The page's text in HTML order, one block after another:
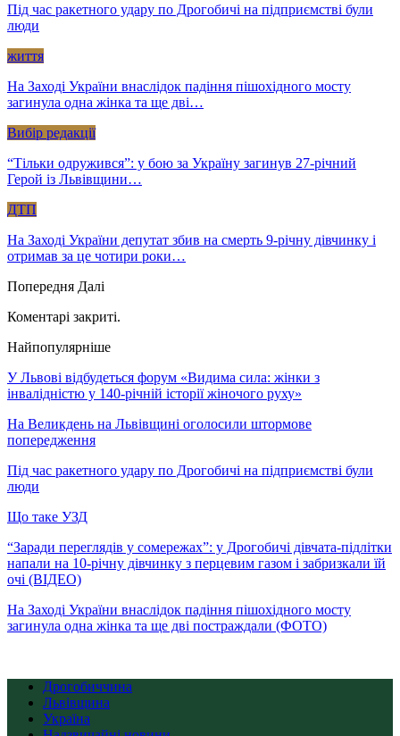
Під час ракетного удару по Дрогобичі на підприємстві були
люди
життя
На Заході України внаслідок падіння пішохідного мосту
загинула одна жінка та ще дві…
Вибір редакції
“Тільки одружився”: у бою за Україну загинув 27-річний
Герой із Львівщини…
ДТП
На Заході України депутат збив на смерть 9-річну дівчинку і
отримав за це чотири роки…
Попередня Далі
Коментарі закриті.
Найпопулярніше
У Львові відбудеться форум «Видима сила: жінки з
інвалідністю у 140-річній історії жіночого руху»
На Великдень на Львівщині оголосили штормове
попередження
Під час ракетного удару по Дрогобичі на підприємстві були
люди
Що таке УЗД
“Заради переглядів у сомережах”: у Дрогобичі дівчата-підлітки
напали на 10-річну дівчинку з перцевим газом і забризкали їй
очі (ВІДЕО)
На Заході України внаслідок падіння пішохідного мосту
загинула одна жінка та ще дві постраждали (ФОТО)
Дрогобиччина
Львівщина
Україна